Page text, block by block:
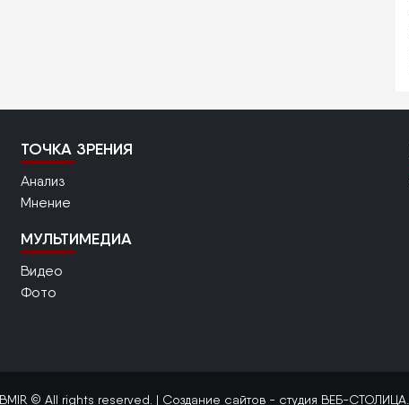
ТОЧКА ЗРЕНИЯ
Анализ
Мнение
МУЛЬТИМЕДИА
Видео
Фото
© All rights reserved. | Создание сайтов- студия ВЕБ-СТОЛИЦА.